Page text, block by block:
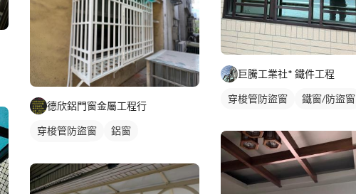
德欣鋁門窗金屬工程行
穿梭管防盜窗
鋁窗
巨騰工業社* 鐵件工程
穿梭管防盜窗 鐵窗/防盜窗